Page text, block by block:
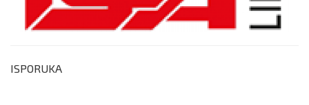
ISPORUKA